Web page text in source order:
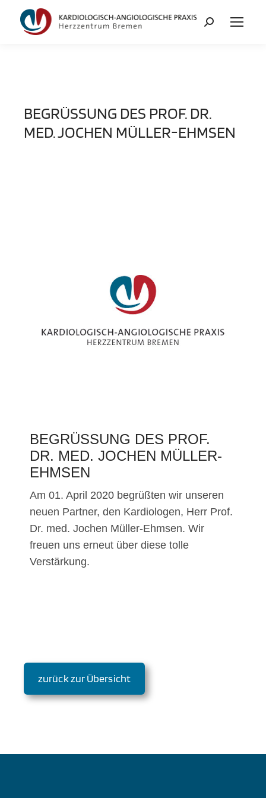
BEGRÜSSUNG DES PROF. DR. M
ED. JOCHEN MÜLLER-EHMSEN
BEGRÜSSUNG DES PROF. D
R. MED. JOCHEN MÜLLER-E
HMSEN
Am 01. April 2020 begrüßten wir unseren
neuen Partner, den Kardiologen, Herr Prof.
Dr. med. Jochen Müller-Ehmsen. Wir
freuen uns erneut über diese tolle
Verstärkung.
zurück zur Übersicht